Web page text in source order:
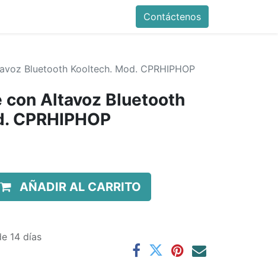
Contáctenos
Bluetooth Kooltech. Mod. CPRHIPHOP
con Altavoz Bluetooth
CPRHIPHOP
AÑADIR AL CARRITO
14 días